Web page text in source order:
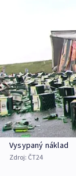
Vysypaný náklad
Zdroj: ČT24